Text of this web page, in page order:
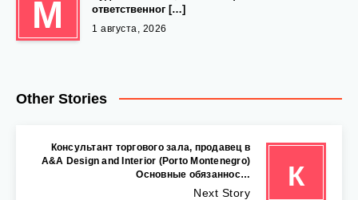
М
ответственног […]
1 августа, 2026
Other Stories
К
Консультант торгового зала, продавец в
A&A Design and Interior (Porto Montenegro)
Основные обязаннос…
Next Story